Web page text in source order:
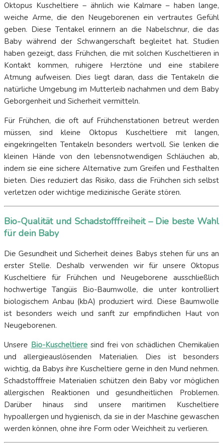
Oktopus Kuscheltiere – ähnlich wie Kalmare – haben lange,
weiche Arme, die den Neugeborenen ein vertrautes Gefühl
geben. Diese Tentakel erinnern an die Nabelschnur, die das
Baby während der Schwangerschaft begleitet hat. Studien
haben gezeigt, dass Frühchen, die mit solchen Kuscheltieren in
Kontakt kommen, ruhigere Herztöne und eine stabilere
Atmung aufweisen. Dies liegt daran, dass die Tentakeln die
natürliche Umgebung im Mutterleib nachahmen und dem Baby
Geborgenheit und Sicherheit vermitteln.
Für Frühchen, die oft auf Frühchenstationen betreut werden
müssen, sind kleine Oktopus Kuscheltiere mit langen,
eingekringelten Tentakeln besonders wertvoll. Sie lenken die
kleinen Hände von den lebensnotwendigen Schläuchen ab,
indem sie eine sichere Alternative zum Greifen und Festhalten
bieten. Dies reduziert das Risiko, dass die Frühchen sich selbst
verletzen oder wichtige medizinische Geräte stören.
Bio-Qualität und Schadstofffreiheit – Die beste Wahl
für dein Baby
Die Gesundheit und Sicherheit deines Babys stehen für uns an
erster Stelle. Deshalb verwenden wir für unsere Oktopus
Kuscheltiere für Frühchen und Neugeborene ausschließlich
hochwertige Tangüis Bio-Baumwolle, die unter kontrolliert
biologischem Anbau (kbA) produziert wird. Diese Baumwolle
ist besonders weich und sanft zur empfindlichen Haut von
Neugeborenen.
Unsere Bio-Kuscheltiere sind frei von schädlichen Chemikalien
und allergieauslösenden Materialien. Dies ist besonders
wichtig, da Babys ihre Kuscheltiere gerne in den Mund nehmen.
Schadstofffreie Materialien schützen dein Baby vor möglichen
allergischen Reaktionen und gesundheitlichen Problemen.
Darüber hinaus sind unsere maritimen Kuscheltiere
hypoallergen und hygienisch, da sie in der Maschine gewaschen
werden können, ohne ihre Form oder Weichheit zu verlieren.